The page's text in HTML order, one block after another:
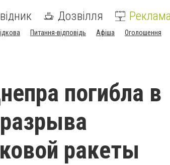
Дозвілля
Питання-відповідь Афіша Оголошення
погибла в
ракеты